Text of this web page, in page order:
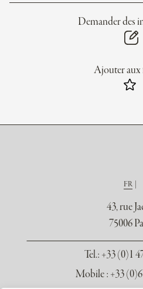
Demander des
Ajouter aux
FR
43, rue
75006
Tel.: +33 (0)1
Mobile : +33 (0)6